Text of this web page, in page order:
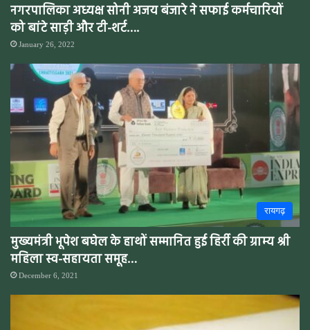
नगरपालिका अध्यक्ष सोनी अजय बंजारे ने सफाई कर्मचारियों
को बांटे साड़ी और टी-शर्ट….
January 26, 2022
रायगढ़
मुख्यमंत्री भूपेश बघेल के हाथों सम्मानित हुई हिर्री की ग्राम्य श्री
महिला स्व-सहायता समूह…
December 6, 2021